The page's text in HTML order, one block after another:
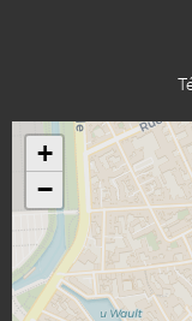
+
−